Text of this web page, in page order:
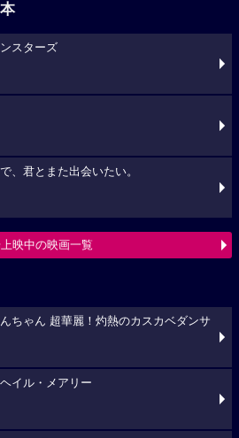
スターズ
、君とまた出会いたい。
映中の映画一覧
ちゃん 超華麗！灼熱のカスカベダンサ
イル・メアリー